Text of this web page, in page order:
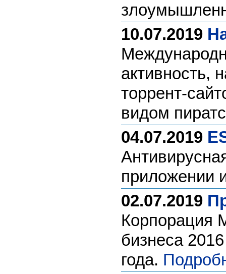
10.07.2019
активность,
торрент-
видом
04.07.2019
приложении
02.07.2019
Корпорация
бизнеса
года.